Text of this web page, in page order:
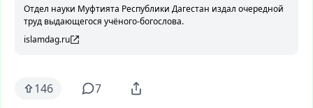
Отдел науки Муфтията Республики Дагестан издал очередной
труд выдающегося учёного-богослова.
islamdag.ru
146 7